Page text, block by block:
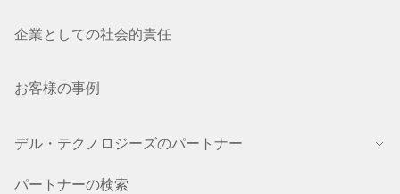
企業としての社会的責任
お客様の事例
デル・テクノロジーズのパートナー
パートナーの検索